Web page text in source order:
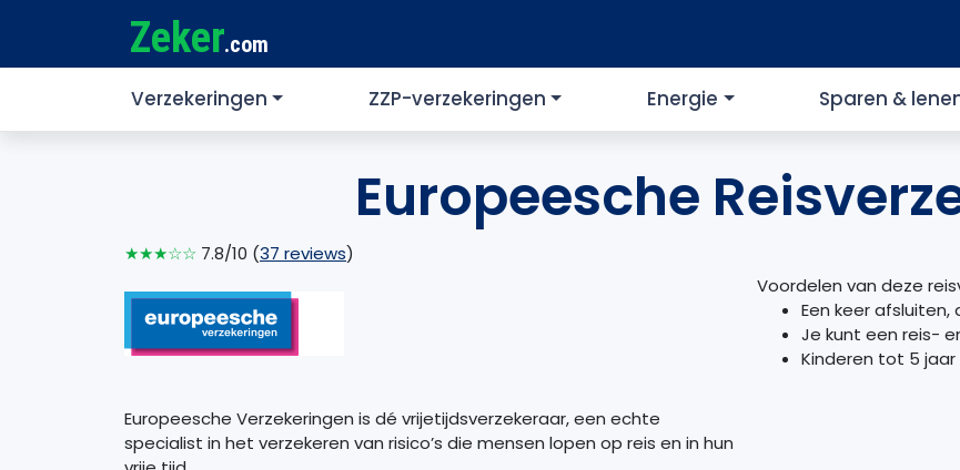
Zeker.com
Verzekeringen ZZP-verzekeringen Energie Sparen &
Europeesche
★★★☆☆ 7.8/10 (37 reviews)
Europeesche Verzekeringen is dé vrijetijdsverzekeraar, een echte
specialist in het verzekeren van risico’s die mensen lopen op reis en in hun
Voordelen van deze
Een keer afsluiten,
Je kunt een reis-
Kinderen tot 5